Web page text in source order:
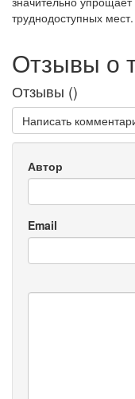
труднодоступных мест.
Отзывы о
Отзывы ()
Написать
Автор
Email